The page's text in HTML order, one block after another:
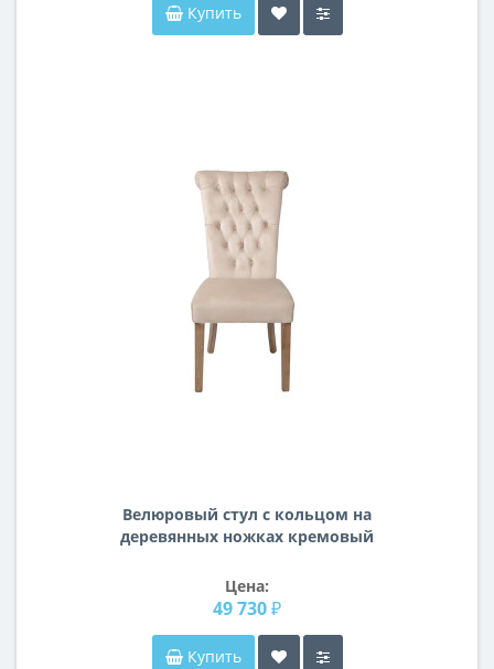
Купить
Велюровый стул с кольцом на
деревянных ножках кремовый
Цена:
49 730 ₽
Купить